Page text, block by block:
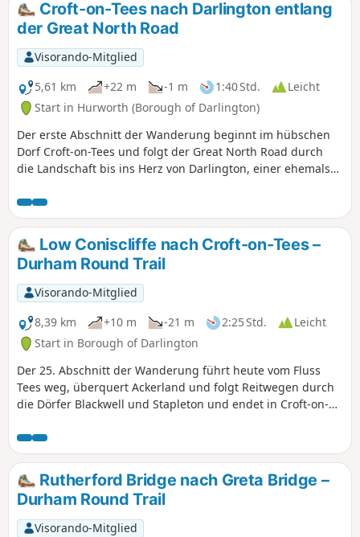
bis nach Newcastle-upon-Tyne. Auf dieser historischen
Reise sind noch immer Überreste dieser vergangenen Zeit
zu sehen.
Croft-on-Tees nach Darlington entlang
der Great North Road
Visorando-Mitglied
5,61 km
+22 m -1 m 1:40 Std.
Leicht
Start in Hurworth (Borough of Darlington)
Der erste Abschnitt der Wanderung beginnt im hübschen
Dorf Croft-on-Tees und folgt der Great North Road durch
die Landschaft bis ins Herz von Darlington, einer ehemals
Geschichte der Stadt hinweisen und die an dem
beeindruckenden Uhrenturm über der Markthalle endet.
Low Coniscliffe nach Croft-on-Tees –
Durham Round Trail
Visorando-Mitglied
8,39 km
+10 m -21 m 2:25 Std.
Leicht
Start in Borough of Darlington
Der 25. Abschnitt der Wanderung führt heute vom Fluss
Tees weg, überquert Ackerland und folgt Reitwegen durch
die Dörfer Blackwell und Stapleton und endet in Croft-on-
Rutherford Bridge nach Greta Bridge –
Durham Round Trail
Visorando-Mitglied